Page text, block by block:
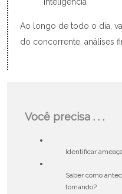
Ao longo de todo o dia,
do concorrente, análises
Você precisa . . .
Identificar
Saber como
tomando?